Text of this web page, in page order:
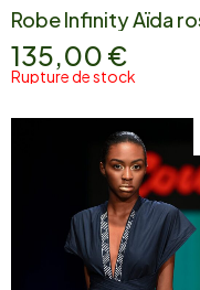
Robe Infinity Aïda
135,00 €
Rupture de stock